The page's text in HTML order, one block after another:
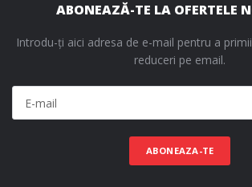
ABONEAZĂ-TE LA OFERTELE
Introdu-ți aici adresa de e-mail pentru a
reduceri pe email.
ABONEAZA-TE